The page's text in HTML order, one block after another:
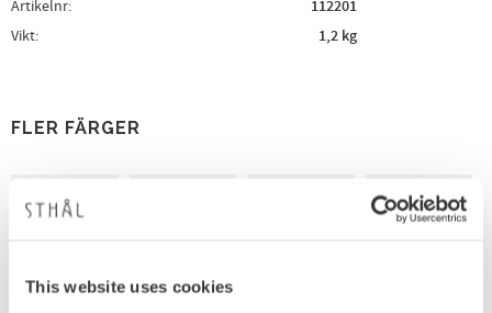
This website uses cookies
Artikelnr
112201
Vikt
1,2 kg
FLER FÄRGER